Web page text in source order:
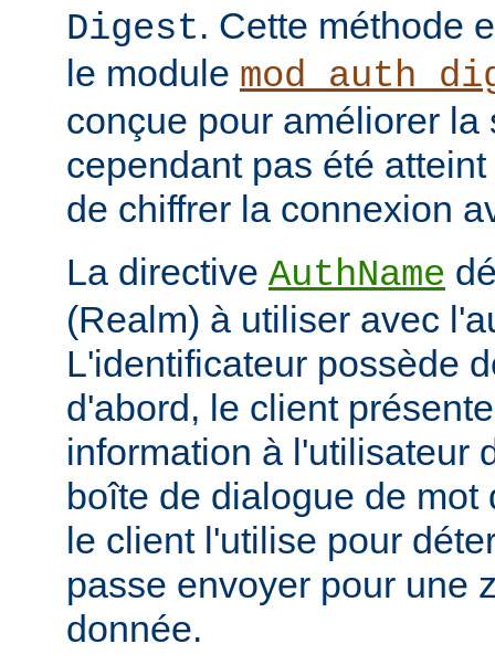
Digest. Cette méthode
le module
conçue pour améliorer la
cependant pas été
de chiffrer la connexion
La directive AuthName
(Realm) à utiliser avec
L'identificateur possède
d'abord, le client
information à l'utilisateur
boîte de dialogue de mot
le client l'utilise pour
passe envoyer pour une
donnée.